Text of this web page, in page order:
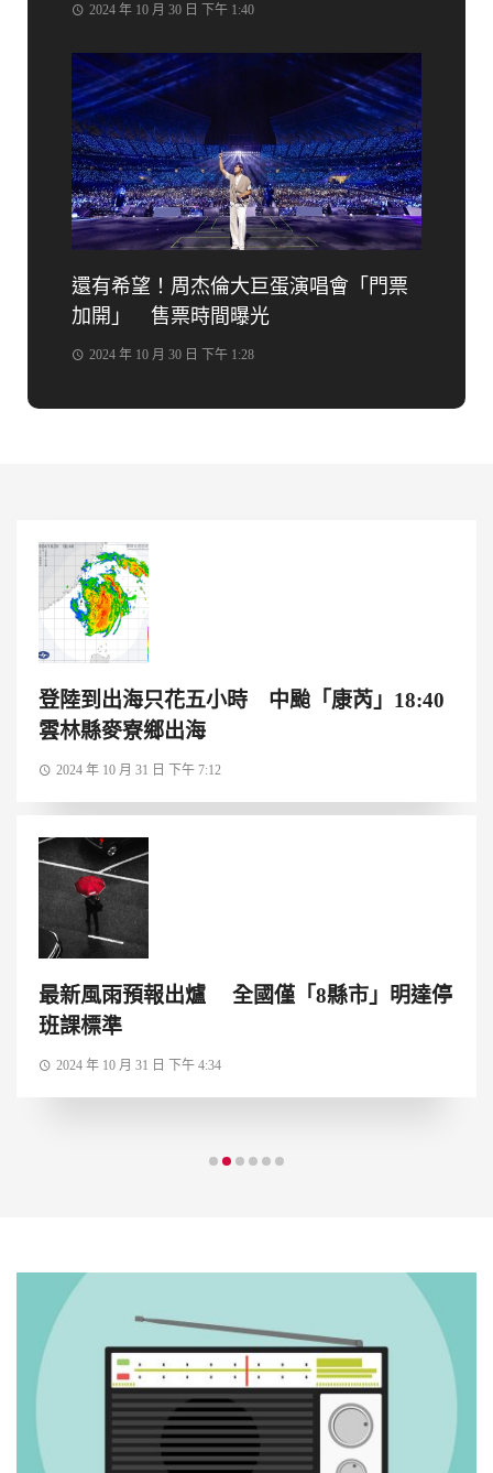
2024 年 10 月 30 日 下午 1:40
還有希望！周杰倫大巨蛋演唱會「門票
加開」 售票時間曝光
2024 年 10 月 30 日 下午 1:28
登陸到出海只花五小時 中颱「康芮」18:40
雲林縣麥寮鄉出海
2024 年 10 月 31 日 下午 7:12
最新風雨預報出爐 全國僅「8縣市」明達停
班課標準
2024 年 10 月 31 日 下午 4:34